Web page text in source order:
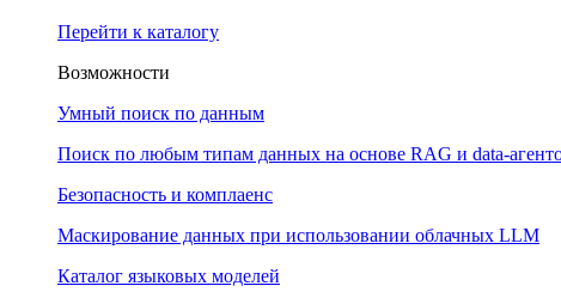
Перейти к каталогу
Возможности
Умный поиск по данным
Поиск по любым типам данных на основе RAG и data-
Безопасность и комплаенс
Маскирование данных при использовании облачных LLM
Каталог языковых моделей